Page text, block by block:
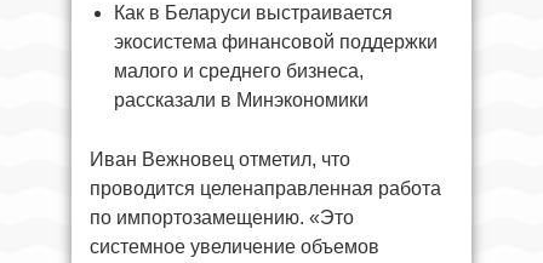
Как в Беларуси выстраивается
экосистема финансовой поддержки
малого и среднего бизнеса,
рассказали в Минэкономики
Иван Вежновец отметил, что
проводится целенаправленная работа
по импортозамещению. «Это
системное увеличение объемов